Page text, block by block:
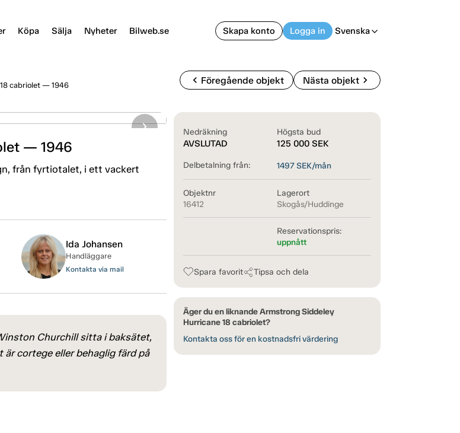
Köpa Sälja Nyheter Bilweb.se Skapa konto Logga in Svenska arrow_back_ios
cabriolet — 1946 chevron_left Föregående objekt Nästa objektchevron_right
— 1946
från fyrtiotalet, i ett vackert
Nedräkning
AVSLUTAD
Högsta bud
125 000 SEK
Delbetalning från: 1497SEK/mån
Objektnr
16412
Lagerort
Skogås/Huddinge
Reservationspris:
uppnått
Spara favorit Tipsa och dela
Äger du en liknande Armstrong Siddeley
Hurricane 18 cabriolet?
Kontakta oss för en kostnadsfri värdering
Ida Johansen
Handläggare
Kontakta via mail
Churchill sitta i baksätet,
cortege eller behaglig färd på